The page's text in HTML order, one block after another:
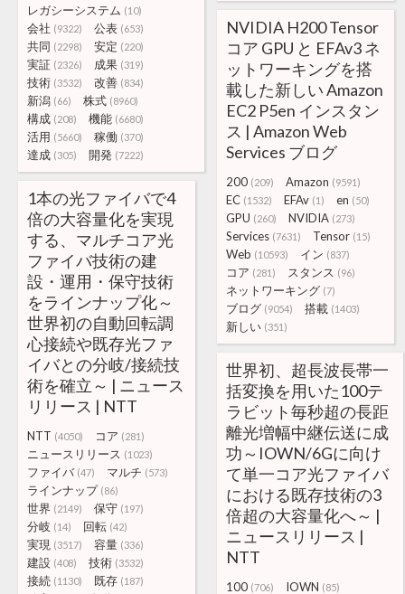
レガシーシステム (10)
会社 (9322) 公表 (653)
共同 (2298) 安定 (220)
実証 (2326) 成果 (319)
技術 (3532) 改善 (834)
新潟 (66) 株式 (8960)
構成 (208) 機能 (6680)
活用 (5660) 稼働 (370)
達成 (305) 開発 (7222)
NVIDIA H200 Tensor
コア GPU と EFAv3 ネ
ットワーキングを搭
載した新しい Amazon
EC2 P5en インスタン
ス | Amazon Web
Services ブログ
200 (209) Amazon (9591)
EC (1532) EFAv (1) en (50)
GPU (260) NVIDIA (273)
Services (7631) Tensor (15)
Web (10593) イン (837)
コア (281) スタンス (96)
ネットワーキング (7)
ブログ (9054) 搭載 (1403)
新しい (351)
1本の光ファイバで4
倍の大容量化を実現
する、マルチコア光
ファイバ技術の建
設・運用・保守技術
をラインナップ化～
世界初の自動回転調
心接続や既存光ファ
イバとの分岐/接続技
術を確立～ | ニュース
リリース | NTT
NTT (4050) コア (281)
ニュースリリース (1023)
ファイバ (47) マルチ (573)
ラインナップ (86)
世界 (2149) 保守 (197)
分岐 (14) 回転 (42)
実現 (3517) 容量 (336)
建設 (408) 技術 (3532)
接続 (1130) 既存 (187)
世界初、超長波長帯一
括変換を用いた100テ
ラビット毎秒超の長距
離光増幅中継伝送に成
功～IOWN/6Gに向け
て単一コア光ファイバ
における既存技術の3
倍超の大容量化へ～ |
ニュースリリース |
NTT
100 (706) IOWN (85)